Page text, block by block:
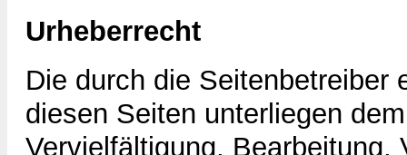
Urheberrecht
Die durch die Seitenbetreiber
diesen Seiten unterliegen
Vervielfältigung, Bearbeitung,